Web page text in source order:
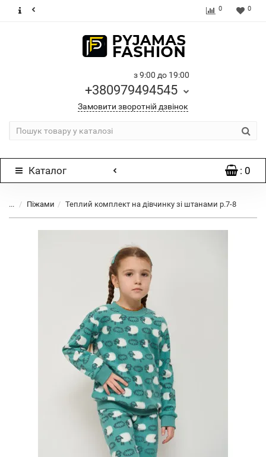
0 0
з 9:00 до 19:00
+380979494545
Замовити зворотній дзвінок
Каталог : 0
... Піжами Теплий комплект на дівчинку зі штанами р.7-8